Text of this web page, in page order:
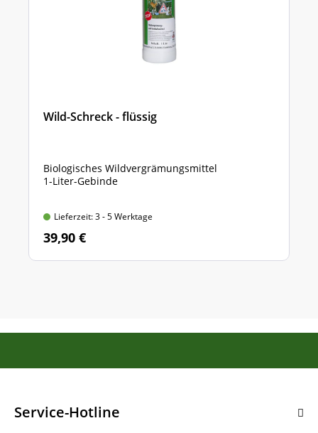
Wild-Schreck - flüssig
Biologisches Wildvergrämungsmittel
1-Liter-Gebinde
Lieferzeit: 3 - 5 Werktage
39,90 €
Service-Hotline